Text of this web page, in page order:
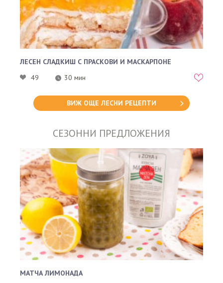
ЛЕСЕН СЛАДКИШ С ПРАСКОВИ И МАСКАРПОНЕ
49
30 мин
ВИЖ ОЩЕ ЛЕСНИ РЕЦЕПТИ
СЕЗОННИ ПРЕДЛОЖЕНИЯ
МАТЧА ЛИМОНАДА